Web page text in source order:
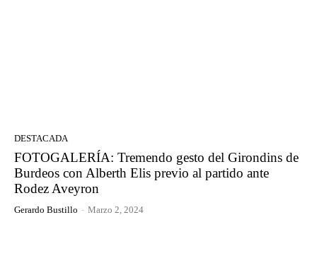
DESTACADA
FOTOGALERÍA: Tremendo gesto del Girondins de
Burdeos con Alberth Elis previo al partido ante
Rodez Aveyron
Gerardo Bustillo - Marzo 2, 2024